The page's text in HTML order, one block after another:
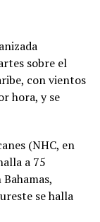
sobre el
con vientos
hora, y se
(NHC, en
a 75
se halla